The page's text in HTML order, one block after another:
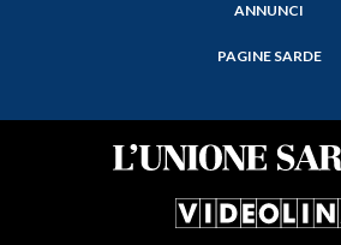
ANNUNCI
PAGINE SARDE